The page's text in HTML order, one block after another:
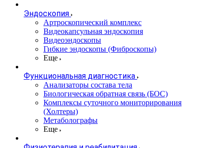
Эндоскопия
Артроскопический комплекс
Видеокапсульная эндоскопия
Видеоэндоскопы
Гибкие эндоскопы (Фиброcкопы)
Еще
Функциональная диагностика
Анализаторы состава тела
Биологическая обратная связь (БОС)
Комплексы суточного мониторирования
(Холтеры)
Метаболографы
Еще